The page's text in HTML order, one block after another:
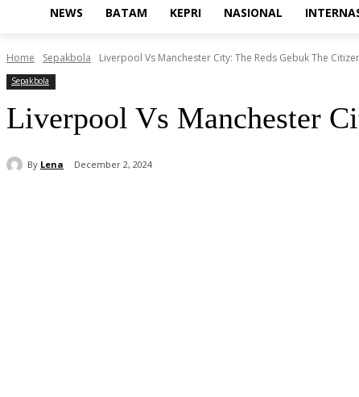
NEWS BATAM KEPRI NASIONAL
Home Sepakbola Liverpool Vs Manchester City: The Reds Gebuk The
Sepakbola
Liverpool Vs Manchester
By Lena December 2, 2024